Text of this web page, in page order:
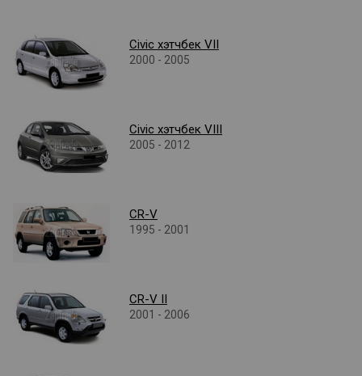
Civic хэтчбек VII
2000 - 2005
Civic хэтчбек VIII
2005 - 2012
CR-V
1995 - 2001
CR-V II
2001 - 2006